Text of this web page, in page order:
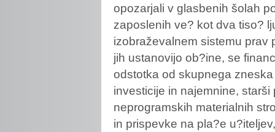
opozarjali v glasbenih šolah
zaposlenih ve? kot dva tiso?
izobraževalnem sistemu prav
jih ustanovijo ob?ine, se
odstotka od skupnega
investicije in najemnine,
neprogramskih materialnih
in prispevke na pla?e